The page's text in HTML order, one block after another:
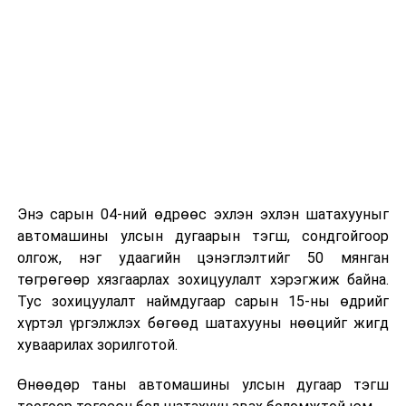
Энэ сарын 04-ний өдрөөс эхлэн эхлэн шатахууныг
автомашины улсын дугаарын тэгш, сондгойгоор
олгож, нэг удаагийн цэнэглэлтийг 50 мянган
төгрөгөөр хязгаарлах зохицуулалт хэрэгжиж байна.
Тус зохицуулалт наймдугаар сарын 15-ны өдрийг
хүртэл үргэлжлэх бөгөөд шатахууны нөөцийг жигд
хуваарилах зорилготой.
Өнөөдөр таны автомашины улсын дугаар тэгш